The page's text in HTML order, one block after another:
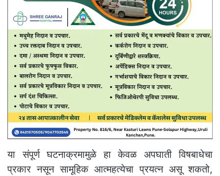
या संपूर्ण घटनाक्रमामुळे हा केवळ अपघाती विषबाधेचा
प्रकार नसून सामूहिक आत्महत्येचा प्रयत्न असू शकतो,